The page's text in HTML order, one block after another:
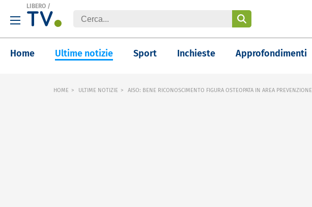
LIBERO /
Home Ultime notizie Sport Inchieste Approfondimenti
HOME ULTIME NOTIZIE AISO: BENE RICONOSCIMENTO FIGURA OSTEOPATA IN AREA PREVENZIONE